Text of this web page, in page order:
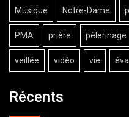
Musique Notre-Dame
PMA prière pèlerinage
veillée vidéo vie
Récents